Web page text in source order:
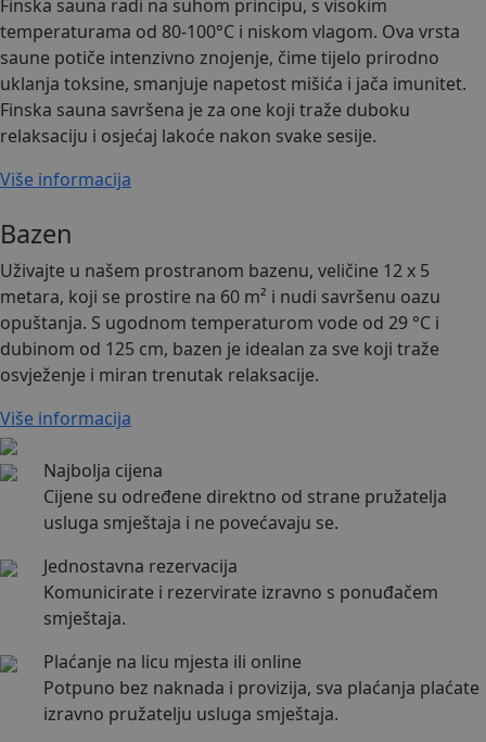
Finska sauna radi na suhom principu, s visokim
temperaturama od 80-100°C i niskom vlagom. Ova vrsta
saune potiče intenzivno znojenje, čime tijelo prirodno
uklanja toksine, smanjuje napetost mišića i jača imunitet.
Finska sauna savršena je za one koji traže duboku
relaksaciju i osjećaj lakoće nakon svake sesije.
Više informacija
Bazen
Uživajte u našem prostranom bazenu, veličine 12 x 5
metara, koji se prostire na 60 m² i nudi savršenu oazu
opuštanja. S ugodnom temperaturom vode od 29 °C i
dubinom od 125 cm, bazen je idealan za sve koji traže
osvježenje i miran trenutak relaksacije.
Više informacija
Najbolja cijena
Cijene su određene direktno od strane pružatelja
usluga smještaja i ne povećavaju se.
Jednostavna rezervacija
Komunicirate i rezervirate izravno s ponuđačem
smještaja.
Plaćanje na licu mjesta ili online
Potpuno bez naknada i provizija, sva plaćanja plaćate
izravno pružatelju usluga smještaja.